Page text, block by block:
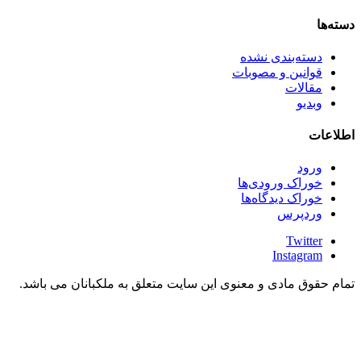
دسته‌ها
دسته‌بندی نشده
قوانین و مصوبات
مقالات
وبدیو
اطلاعات
ورود
خوراک ورودی‌ها
خوراک دیدگاه‌ها
وردپرس
Twitter
Instagram
تمام حقوق مادی و معنوی این سایت متعلق به ملکبانان می باشد.